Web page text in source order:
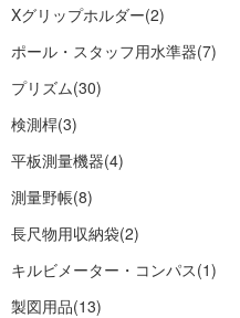
Xグリップホルダー(2)
ポール・スタッフ用水準器(7)
プリズム(30)
検測桿(3)
平板測量機器(4)
測量野帳(8)
長尺物用収納袋(2)
キルビメーター・コンパス(1)
製図用品(13)